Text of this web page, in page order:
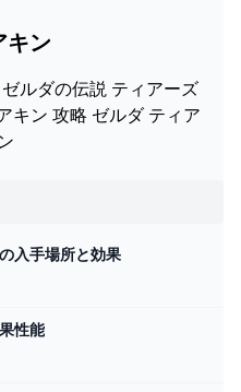
キン
ルダの伝説 ティアーズ
キン 攻略 ゼルダ ティア
入手場所と効果
性能